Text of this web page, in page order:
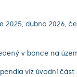
2025, dubna 2026,
v bance na
viz úvodní část